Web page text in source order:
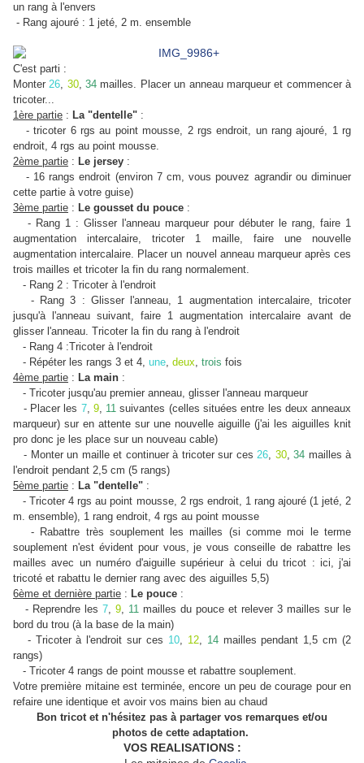
un rang à l'envers
- Rang ajouré : 1 jeté, 2 m. ensemble
C'est parti :
Monter26, 30,34 mailles. Placer un anneau marqueur et commencer à
tricoter...
1ère partie : La "dentelle" :
- tricoter 6 rgs au point mousse, 2 rgs endroit, un rang ajouré, 1 rg
endroit, 4 rgs au point mousse.
2ème partie : Le jersey :
- 16 rangs endroit (environ 7 cm, vous pouvez agrandir ou diminuer
cette partie à votre guise)
3ème partie : Le gousset du pouce :
- Rang 1 : Glisser l'anneau marqueur pour débuter le rang, faire 1
augmentation intercalaire, tricoter 1 maille, faire une nouvelle
augmentation intercalaire. Placer un nouvel anneau marqueur après ces
trois mailles et tricoter la fin du rang normalement.
- Rang 2 : Tricoter à l'endroit
- Rang 3 : Glisser l'anneau, 1 augmentation intercalaire, tricoter
jusqu'à l'anneau suivant, faire 1 augmentation intercalaire avant de
glisser l'anneau. Tricoter la fin du rang à l'endroit
- Rang 4 :Tricoter à l'endroit
- Répéter les rangs 3 et 4, une, deux, trois fois
4ème partie : La main :
- Tricoter jusqu'au premier anneau, glisser l'anneau marqueur
- Placer les 7, 9, 11 suivantes (celles situées entre les deux anneaux
marqueur) sur en attente sur une nouvelle aiguille (j'ai les aiguilles knit
pro donc je les place sur un nouveau cable)
- Monter un maille et continuer à tricoter sur ces26, 30,34 mailles à
l'endroit pendant 2,5 cm (5 rangs)
5ème partie : La "dentelle" :
- Tricoter 4 rgs au point mousse, 2 rgs endroit, 1 rang ajouré (1 jeté, 2
m. ensemble), 1 rang endroit, 4 rgs au point mousse
- Rabattre très souplement les mailles (si comme moi le terme
souplement n'est évident pour vous, je vous conseille de rabattre les
mailles avec un numéro d'aiguille supérieur à celui du tricot : ici, j'ai
tricoté et rabattu le dernier rang avec des aiguilles 5,5)
6ème et dernière partie : Le pouce :
- Reprendre les 7, 9, 11 mailles du pouce et relever 3 mailles sur le
bord du trou (à la base de la main)
- Tricoter à l'endroit sur ces 10, 12, 14mailles pendant 1,5 cm (2
rangs)
- Tricoter 4 rangs de point mousse et rabattre souplement.
Votre première mitaine est terminée, encore un peu de courage pour en
refaire une identique et avoir vos mains bien au chaud
Bon tricot et n'hésitez pas à partager vos remarques et/ou
photos de cette adaptation.
VOS REALISATIONS :